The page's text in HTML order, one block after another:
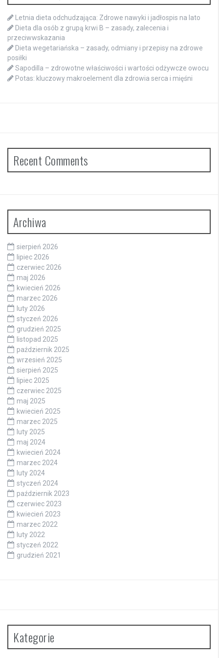
Letnia dieta odchudzająca: Zdrowe nawyki i jadłospis na lato
Dieta dla osób z grupą krwi B – zasady, zalecenia i
przeciwwskazania
Dieta wegetariańska – zasady, odmiany i przepisy na zdrowe
posiłki
Sapodilla – zdrowotne właściwości i wartości odżywcze owocu
Potas: kluczowy makroelement dla zdrowia serca i mięśni
Recent Comments
Archiwa
sierpień 2026
lipiec 2026
czerwiec 2026
maj 2026
kwiecień 2026
marzec 2026
luty 2026
styczeń 2026
grudzień 2025
listopad 2025
październik 2025
wrzesień 2025
sierpień 2025
lipiec 2025
czerwiec 2025
maj 2025
kwiecień 2025
marzec 2025
luty 2025
maj 2024
kwiecień 2024
marzec 2024
luty 2024
styczeń 2024
październik 2023
czerwiec 2023
kwiecień 2023
marzec 2022
luty 2022
styczeń 2022
grudzień 2021
Kategorie